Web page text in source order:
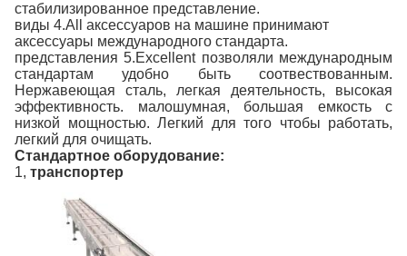
стабилизированное представление.
виды 4.All аксессуаров на машине принимают
аксессуары международного стандарта.
представления 5.Excellent позволяли международным
стандартам удобно быть соотвествованным.
Нержавеющая сталь, легкая деятельность, высокая
эффективность. малошумная, большая емкость с
низкой мощностью. Легкий для того чтобы работать,
легкий для очищать.
Стандартное оборудование:
1, транспортер